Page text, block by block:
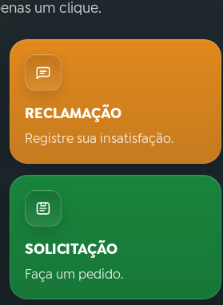
um clique.
RECLAMAÇÃO
Registre sua insatisfação.
SOLICITAÇÃO
Faça um pedido.